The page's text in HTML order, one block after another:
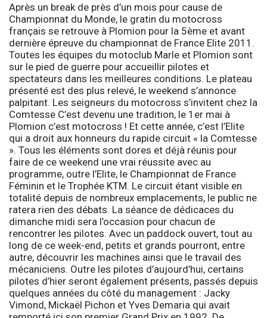
Après un break de près d’un mois pour cause de
Championnat du Monde, le gratin du motocross
français se retrouve à Plomion pour la 5ème et avant
dernière épreuve du championnat de France Elite 2011.
Toutes les équipes du motoclub Marle et Plomion sont
sur le pied de guerre pour accueillir pilotes et
spectateurs dans les meilleures conditions. Le plateau
présenté est des plus relevé, le weekend s’annonce
palpitant. Les seigneurs du motocross s’invitent chez la
Comtesse C’est devenu une tradition, le 1er mai à
Plomion c’est motocross ! Et cette année, c’est l’Elite
qui a droit aux honneurs du rapide circuit « la Comtesse
». Tous les éléments sont dores et déjà réunis pour
faire de ce weekend une vrai réussite avec au
programme, outre l’Elite, le Championnat de France
Féminin et le Trophée KTM. Le circuit étant visible en
totalité depuis de nombreux emplacements, le public ne
ratera rien des débats. La séance de dédicaces du
dimanche midi sera l’occasion pour chacun de
rencontrer les pilotes. Avec un paddock ouvert, tout au
long de ce week-end, petits et grands pourront, entre
autre, découvrir les machines ainsi que le travail des
mécaniciens. Outre les pilotes d’aujourd’hui, certains
pilotes d’hier seront également présents, passés depuis
quelques années du côté du management : Jacky
Vimond, Mickaël Pichon et Yves Demaria qui avait